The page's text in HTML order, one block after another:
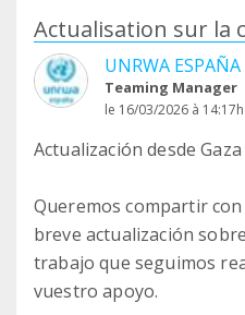
Actualisation sur la
UNRWA ESPAÑA
Teaming Manager
le 16/03/2026 à 14:17h
Actualización desde Gaza
Queremos compartir
breve actualización
trabajo que seguimos
vuestro apoyo.